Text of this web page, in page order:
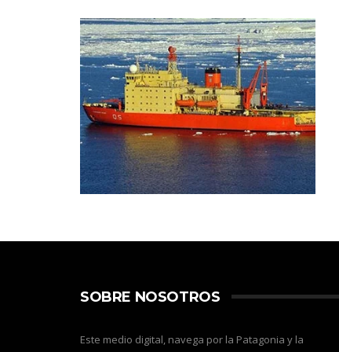
SOBRE NOSOTROS
Este medio digital, navega por la Patagonia y la